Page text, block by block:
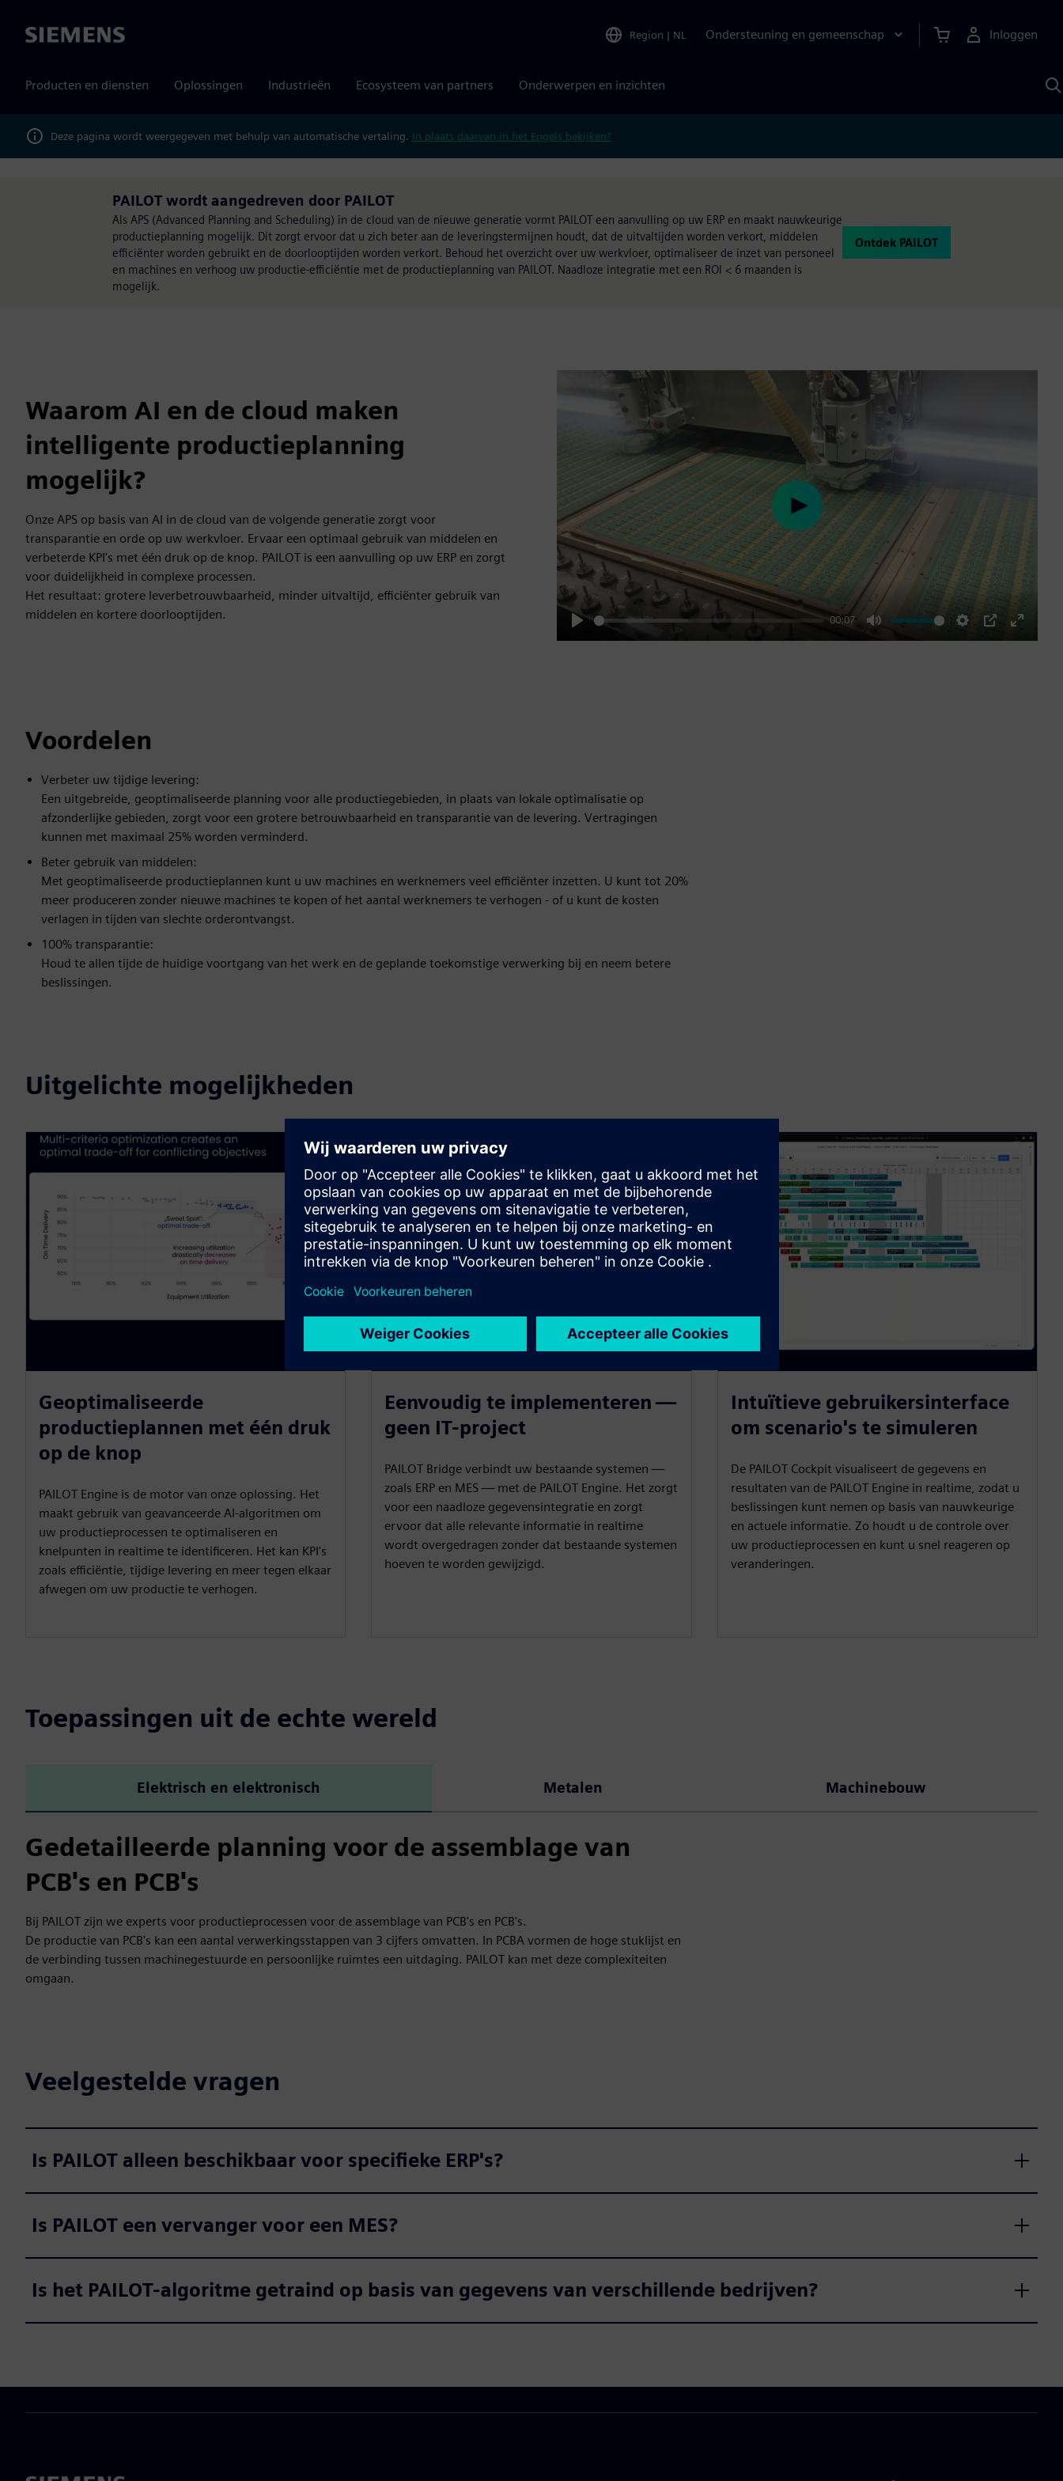
Siemens Region | NL Ondersteuning en gemeenschap Inloggen
Producten en diensten Oplossingen Industrieën Ecosysteem van partners Onderwerpen en inzichten
Deze pagina wordt weergegeven met behulp van automatische vertaling. In plaats daarvan in het Engels bekijken?
PAILOT wordt aangedreven door PAILOT
Als APS (Advanced Planning and Scheduling) in de cloud van de nieuwe generatie vormt PAILOT een aanvulling op uw ERP en maakt nauwkeurige
productieplanning mogelijk. Dit zorgt ervoor dat u zich beter aan de leveringstermijnen houdt, dat de uitvaltijden worden verkort, middelen
efficiënter worden gebruikt en de doorlooptijden worden verkort. Behoud het overzicht over uw werkvloer, optimaliseer de inzet van personeel
en machines en verhoog uw productie-efficiëntie met de productieplanning van PAILOT. Naadloze integratie met een ROI < 6 maanden is
mogelijk.
Ontdek PAILOT
Waarom AI en de cloud maken
intelligente productieplanning
mogelijk?
Onze APS op basis van AI in de cloud van de volgende generatie zorgt voor
transparantie en orde op uw werkvloer. Ervaar een optimaal gebruik van middelen en
verbeterde KPI's met één druk op de knop. PAILOT is een aanvulling op uw ERP en zorgt
voor duidelijkheid in complexe processen.
Het resultaat: grotere leverbetrouwbaarheid, minder uitvaltijd, efficiënter gebruik van
middelen en kortere doorlooptijden.
Play
00:07
Mute Settings
PIP
Enter
Play
Voordelen
Verbeter uw tijdige levering:
Een uitgebreide, geoptimaliseerde planning voor alle productiegebieden, in plaats van lokale optimalisatie op
afzonderlijke gebieden, zorgt voor een grotere betrouwbaarheid en transparantie van de levering. Vertragingen
kunnen met maximaal 25% worden verminderd.
Beter gebruik van middelen:
Met geoptimaliseerde productieplannen kunt u uw machines en werknemers veel efficiënter inzetten. U kunt tot 20%
meer produceren zonder nieuwe machines te kopen of het aantal werknemers te verhogen - of u kunt de kosten
verlagen in tijden van slechte orderontvangst.
100% transparantie:
Houd te allen tijde de huidige voortgang van het werk en de geplande toekomstige verwerking bij en neem betere
beslissingen.
Uitgelichte mogelijkheden
Geoptimaliseerde
productieplannen met één druk
op de knop
PAILOT Engine is de motor van onze oplossing. Het
maakt gebruik van geavanceerde AI-algoritmen om
uw productieprocessen te optimaliseren en
knelpunten in realtime te identificeren. Het kan KPI's
zoals efficiëntie, tijdige levering en meer tegen elkaar
afwegen om uw productie te verhogen.
Eenvoudig te implementeren —
geen IT-project
PAILOT Bridge verbindt uw bestaande systemen —
zoals ERP en MES — met de PAILOT Engine. Het zorgt
voor een naadloze gegevensintegratie en zorgt
ervoor dat alle relevante informatie in realtime
wordt overgedragen zonder dat bestaande systemen
hoeven te worden gewijzigd.
Intuïtieve gebruikersinterface
om scenario's te simuleren
De PAILOT Cockpit visualiseert de gegevens en
resultaten van de PAILOT Engine in realtime, zodat u
beslissingen kunt nemen op basis van nauwkeurige
en actuele informatie. Zo houdt u de controle over
uw productieprocessen en kunt u snel reageren op
veranderingen.
Toepassingen uit de echte wereld
Elektrisch en elektronisch Metalen Machinebouw
Gedetailleerde planning voor de assemblage van
PCB's en PCB's
Bij PAILOT zijn we experts voor productieprocessen voor de assemblage van PCB's en PCB's.
De productie van PCB's kan een aantal verwerkingsstappen van 3 cijfers omvatten. In PCBA vormen de hoge stuklijst en
de verbinding tussen machinegestuurde en persoonlijke ruimtes een uitdaging. PAILOT kan met deze complexiteiten
omgaan.
Veelgestelde vragen
Is PAILOT alleen beschikbaar voor specifieke ERP's?
Is PAILOT een vervanger voor een MES?
Is het PAILOT-algoritme getraind op basis van gegevens van verschillende bedrijven?